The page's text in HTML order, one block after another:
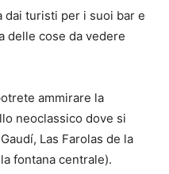
dai turisti per i suoi bar e
delle cose da vedere
ammirare la
neoclassico dove si
Las Farolas de la
fontana centrale).